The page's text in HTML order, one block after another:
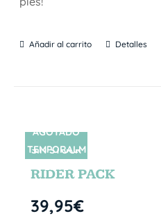
Añadir al carrito Detalles
SIN STOCK
AGOTADO
TEMPORALM
ENTE
RIDER PACK
39,95€